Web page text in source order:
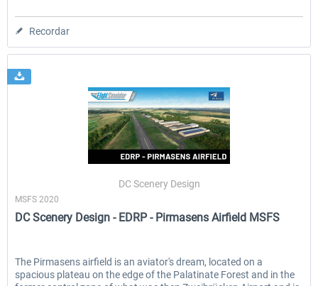
Recordar
DC Scenery Design
MSFS 2020
DC Scenery Design - EDRP - Pirmasens Airfield MSFS
The Pirmasens airfield is an aviator's dream, located on a
spacious plateau on the edge of the Palatinate Forest and in the